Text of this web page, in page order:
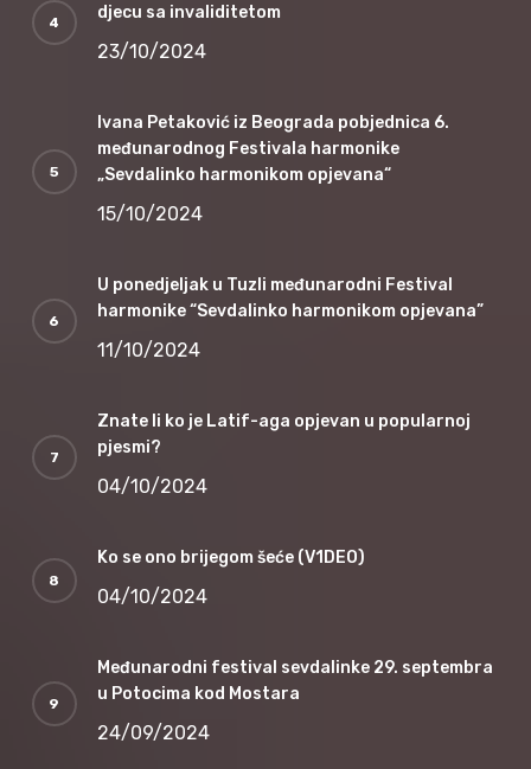
djecu sa invaliditetom
23/10/2024
Ivana Petaković iz Beograda pobjednica 6.
međunarodnog Festivala harmonike
„Sevdalinko harmonikom opjevana“
15/10/2024
U ponedjeljak u Tuzli međunarodni Festival
harmonike “Sevdalinko harmonikom opjevana”
11/10/2024
Znate li ko je Latif-aga opjevan u popularnoj
pjesmi?
04/10/2024
Ko se ono brijegom šeće (V1DEO)
04/10/2024
Međunarodni festival sevdalinke 29. septembra
u Potocima kod Mostara
24/09/2024